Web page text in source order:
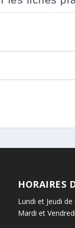
HORAIRES
Lundi et Jeudi
Mardi et